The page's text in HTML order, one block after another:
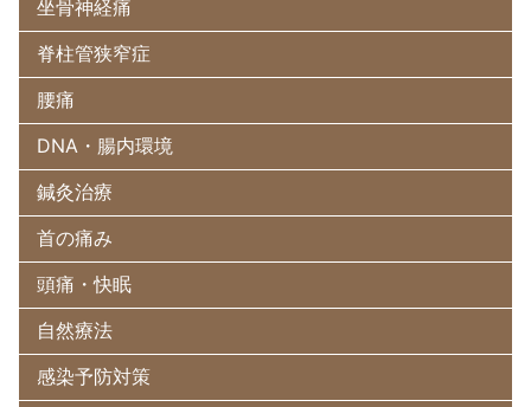
坐骨神経痛
脊柱管狭窄症
腰痛
DNA・腸内環境
鍼灸治療
首の痛み
頭痛・快眠
自然療法
感染予防対策